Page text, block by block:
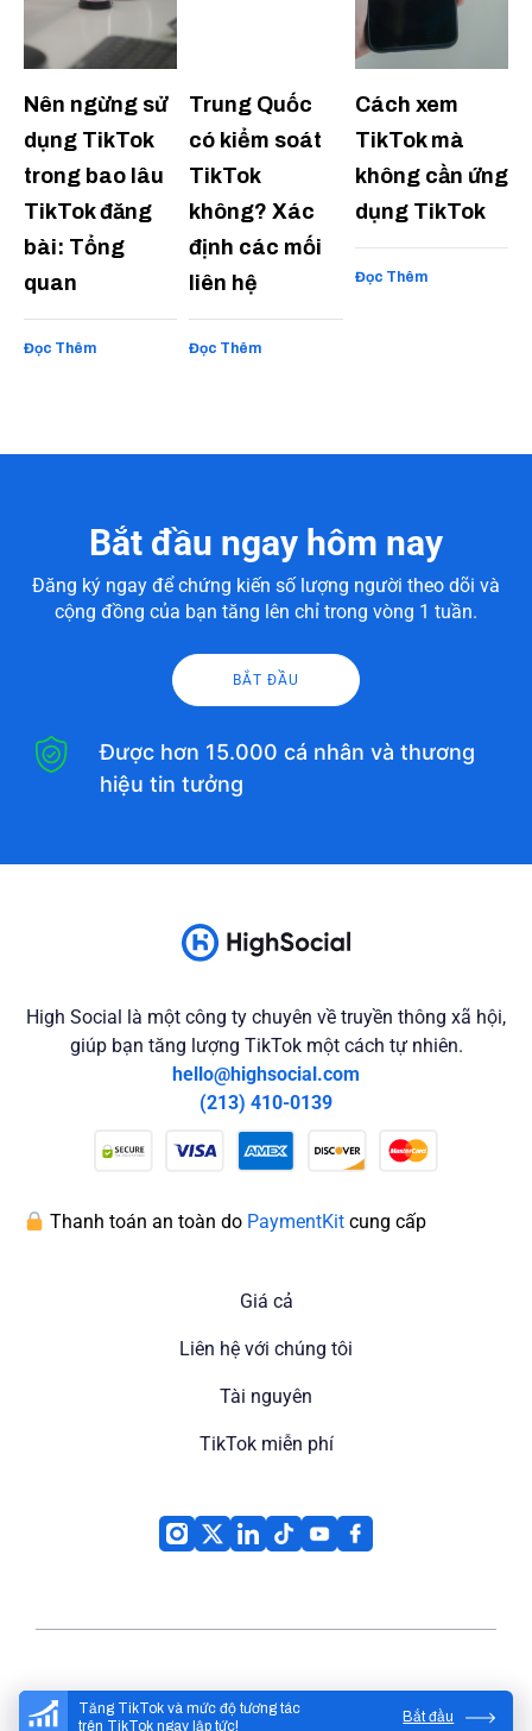
Tăng TikTok và mức độ tương tác
trên TikTok ngay lập tức!
Bắt đầu
Nên ngừng sử
dụng TikTok
trong bao lâu
TikTok đăng
bài: Tổng
quan
Đọc Thêm
Trung Quốc
có kiểm soát
TikTok
không? Xác
định các mối
liên hệ
Đọc Thêm
Cách xem
TikTok mà
không cần ứng
dụng TikTok
Đọc Thêm
Bắt đầu ngay hôm nay
Đăng ký ngay để chứng kiến số lượng người theo dõi và
cộng đồng của bạn tăng lên chỉ trong vòng 1 tuần.
BẮT ĐẦU
Được hơn 15.000 cá nhân và thương
hiệu tin tưởng
High Social là một công ty chuyên về truyền thông xã hội,
giúp bạn tăng lượng TikTok một cách tự nhiên.
hello@highsocial.com
(213) 410-0139
Thanh toán an toàn do PaymentKit cung cấp
Giá cả
Liên hệ với chúng tôi
Tài nguyên
TikTok miễn phí
High Social© 2026